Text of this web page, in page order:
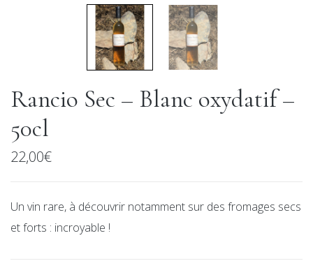
Rancio Sec – Blanc oxydatif –
50cl
22,00€
Un vin rare, à découvrir notamment sur des fromages secs
et forts : incroyable !